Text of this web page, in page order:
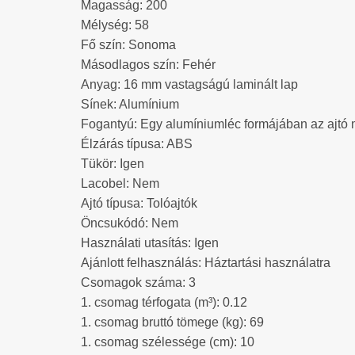
Magasság: 200
Mélység: 58
Fő szín: Sonoma
Másodlagos szín: Fehér
Anyag: 16 mm vastagságú laminált lap
Sínek: Alumínium
Fogantyú: Egy alumíniumléc formájában az ajtó
Élzárás típusa: ABS
Tükör: Igen
Lacobel: Nem
Ajtó típusa: Tolóajtók
Öncsukódó: Nem
Használati utasítás: Igen
Ajánlott felhasználás: Háztartási használatra
Csomagok száma: 3
1. csomag térfogata (m³): 0.12
1. csomag bruttó tömege (kg): 69
1. csomag szélessége (cm): 10